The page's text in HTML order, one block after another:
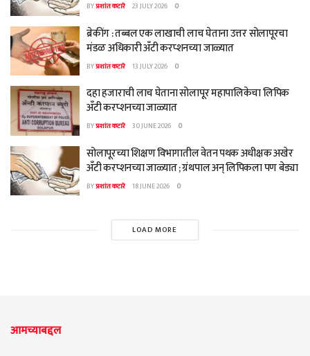
BYप्रशांत कटारे 23 JULY 2026 0
ब्रेकींग : तब्बल एक लाखाची लाच घेताना उत्तर सोलापूरचा
मंडळ अधिकारी अँटी करप्शनच्या जाळ्यात
BYप्रशांत कटारे 13 JULY 2026 0
दहा हजाराची लाच घेताना सोलापूर महापालिकेचा लिपिक
अँटी करप्शनच्या जाळ्यात
BYप्रशांत कटारे 30 JUNE 2026 0
सोलापूरच्या शिक्षण विभागातील वेतन पथक अधीक्षक अखेर
अँटी करप्शनच्या जाळ्यात ; ग्रंथपाल अन् लिपिकला पण बेड्या
BYप्रशांत कटारे 18 JUNE 2026 0
LOAD MORE
आमच्याबद्दल